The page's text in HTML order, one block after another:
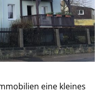
eine kleines